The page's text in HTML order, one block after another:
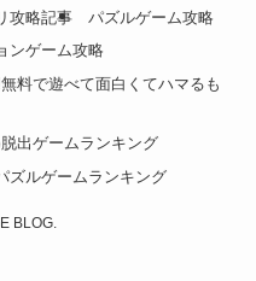
攻略記事
パズルゲーム攻略
ンゲーム攻略
料で遊べて面白くてハマるも
出ゲームランキング
ズルゲームランキング
BLOG.